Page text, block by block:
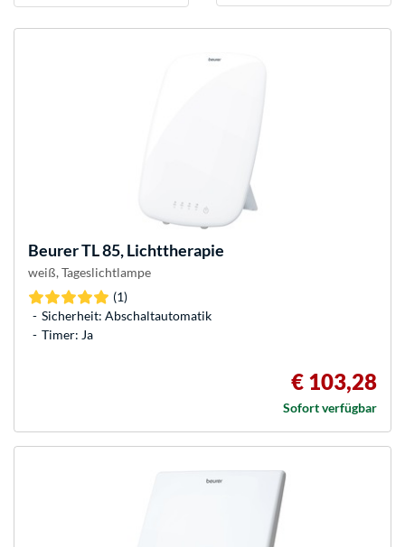
BeurerTL 85, Lichttherapie
weiß, Tageslichtlampe
(1)
Sicherheit: Abschaltautomatik
Timer: Ja
€ 103,28
Sofort verfügbar